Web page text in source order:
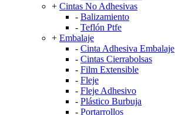
+ Cintas No Adhesivas
- Balizamiento
- Teflón Ptfe
+ Embalaje
- Cinta Adhesiva Embalaje
- Cintas Cierrabolsas
- Film Extensible
- Fleje
- Fleje Adhesivo
- Plástico Burbuja
- Portarrollos